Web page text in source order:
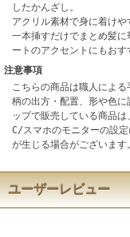
したかんざし。
アクリル素材で身に着けや
一本挿すだけでまとめ髪
ートのアクセントにもおす
注意事項
こちらの商品は職人によ
柄の出方・配置、形や色
ップで販売している商品
C/スマホのモニターの設
が生じる場合がございます。
ユーザーレビュー